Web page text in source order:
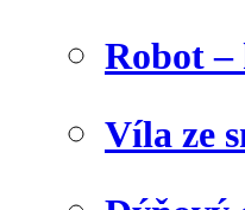
Robot –
Víla ze